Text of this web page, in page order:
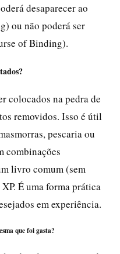
desaparecer ao
ou não poderá ser
of Binding).
colocados na pedra de
removidos. Isso é útil
pescaria ou
combinações
livro comum (sem
É uma forma prática
em experiência.
que foi gasta?